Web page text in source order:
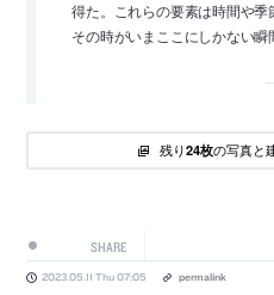
得た。これらの要素は時間や季
その時がいまここにしかない瞬
残り24枚の写真と
SHARE
2023.05.11 Thu 07:05 permalink